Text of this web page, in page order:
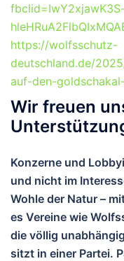
https://wolfsschutz-
deutschland.de/
auf-den-
Wir freuen
Konzerne und
und nicht im
Wohle der Natur –
es Vereine wie
die völlig
sitzt in einer Partei.